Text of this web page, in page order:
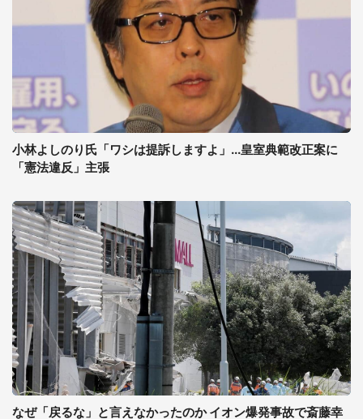
小林よしのり氏「ワシは提訴しますよ」...皇室典範改正案に
「憲法違反」主張
なぜ「戻るな」と言えなかったのか イオン爆発事故で斎藤幸